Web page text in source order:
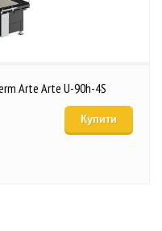
Arte Arte U-90h-4S
Купити